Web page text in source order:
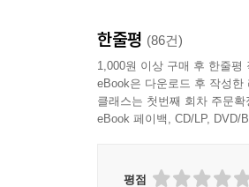
한줄평 (86건)
1,000원 이상 구매 후 한줄평
eBook은 다운로드 후 작성
클래스는 첫번째 회차 주문
eBook 페이백, CD/LP, DVD/
평점